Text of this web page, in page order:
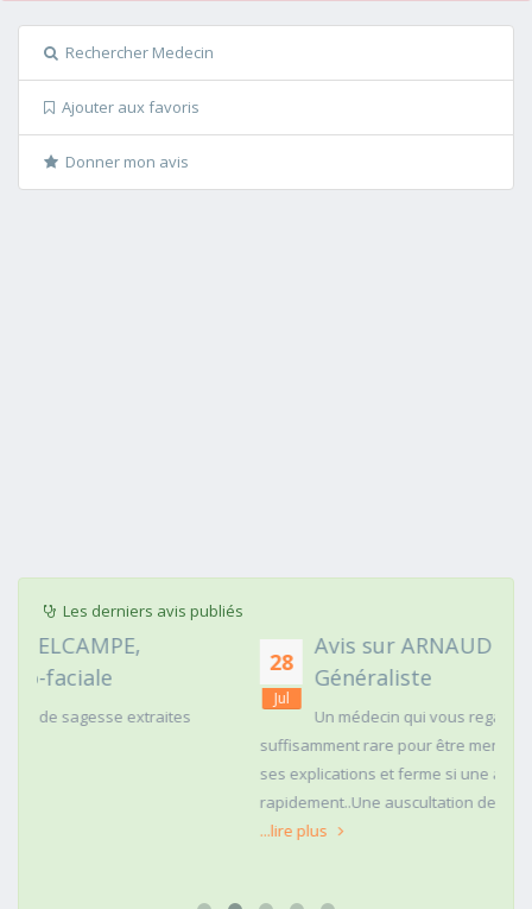
Rechercher Medecin
Ajouter aux favoris
Donner mon avis
Les derniers avis publiés
28
Avis sur ARNAUD FAURIE, Médecin
Un médecin qui vous regarde dans les yeux c'est
suffisamment rare pour être mentionné. Posé,clair dans
ses explications et ferme si une action doit être menée
rapidement..Une auscultation de bas